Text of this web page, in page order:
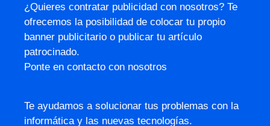
¿Quieres contratar publicidad con nosotros? Te
ofrecemos la posibilidad de colocar tu propio
banner publicitario o publicar tu artículo
patrocinado.
Ponte en contacto con nosotros
Te ayudamos a solucionar tus problemas con la
informática y las nuevas tecnologías.